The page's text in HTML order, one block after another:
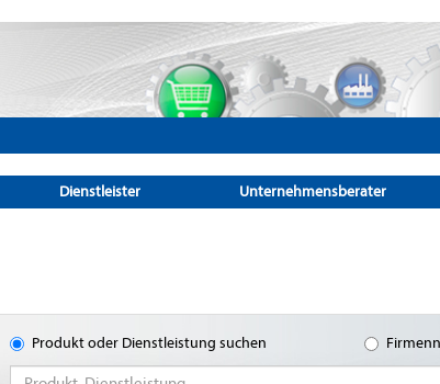
Dienstleister Unternehmensberater
Produkt oder Dienstleistung suchen